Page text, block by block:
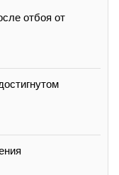
отбоя от